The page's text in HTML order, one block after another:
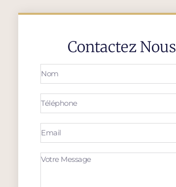
Contactez Nous